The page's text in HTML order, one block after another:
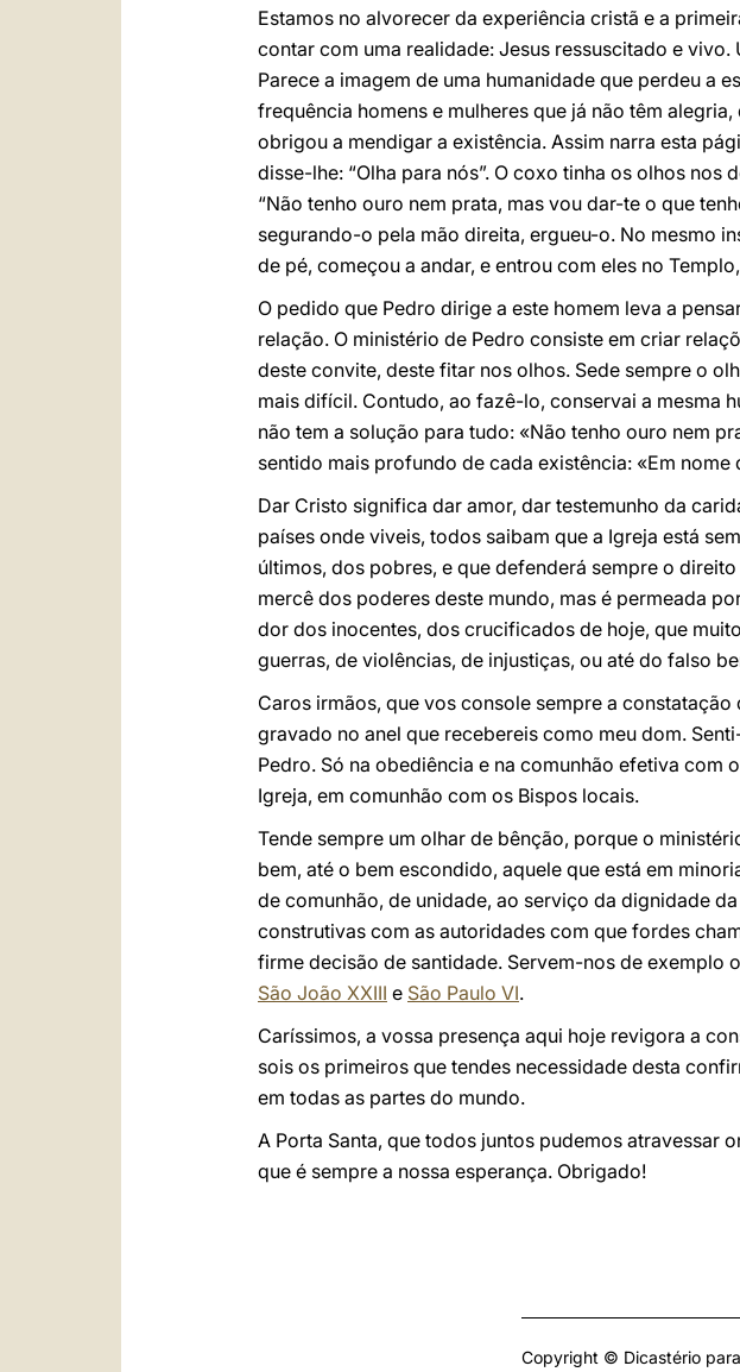
Estamos no alvorecer da experiência cristã e a
contar com uma realidade: Jesus ressuscitado e
Parece a imagem de uma humanidade que perdeu a
frequência homens e mulheres que já não têm
obrigou a mendigar a existência. Assim narra esta
disse-lhe: “Olha para nós”. O coxo tinha os olhos
“Não tenho ouro nem prata, mas vou dar-te o que
segurando-o pela mão direita, ergueu-o. No mesmo
de pé, começou a andar, e entrou com eles no
O pedido que Pedro dirige a este homem leva a
relação. O ministério de Pedro consiste em criar
deste convite, deste fitar nos olhos. Sede sempre o
mais difícil. Contudo, ao fazê-lo, conservai a mesma
não tem a solução para tudo: «Não tenho ouro nem
sentido mais profundo de cada existência: «Em
Dar Cristo significa dar amor, dar testemunho da
países onde viveis, todos saibam que a Igreja está
últimos, dos pobres, e que defenderá sempre o
mercê dos poderes deste mundo, mas é permeada
dor dos inocentes, dos crucificados de hoje, que
guerras, de violências, de injustiças, ou até do falso
Caros irmãos, que vos console sempre a
gravado no anel que recebereis como meu dom.
Pedro. Só na obediência e na comunhão efetiva
Igreja, em comunhão com os Bispos locais.
Tende sempre um olhar de bênção, porque o
bem, até o bem escondido, aquele que está em
de comunhão, de unidade, ao serviço da dignidade
construtivas com as autoridades com que fordes
firme decisão de santidade. Servem-nos de exemplo
São João XXIII e São Paulo VI.
Caríssimos, a vossa presença aqui hoje revigora a
sois os primeiros que tendes necessidade desta
em todas as partes do mundo.
A Porta Santa, que todos juntos pudemos atravessar
que é sempre a nossa esperança. Obrigado!
Copyright © Dicastério